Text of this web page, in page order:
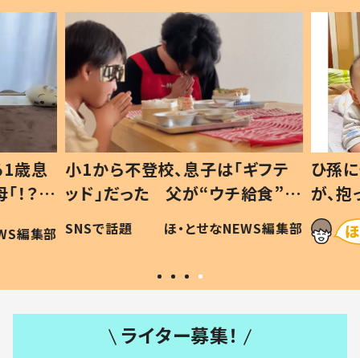
歳息
？」
編集部
小1から不登校、息子は「ギフテ
ッド」だった 父が“ウチ給食”を
作り続ける理由とは #令和の親
#令和の子
SNSで話題 ほ・とせなNEWS編集部
ひ孫
が、
「涙
い」
ライター募集！